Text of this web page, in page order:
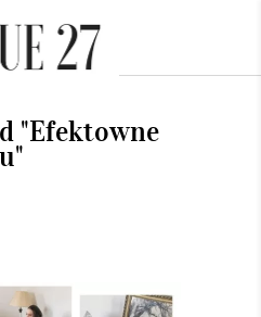
"Efektowne